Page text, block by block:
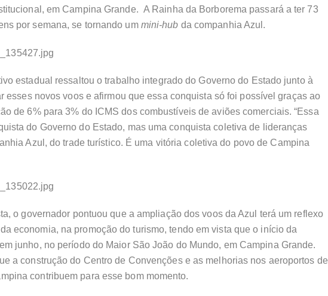
em Campina Grande. A Rainha da Borborema passará a ter 73
por semana, se tornando um mini-hub da companhia Azul.
estadual ressaltou o trabalho integrado do Governo do Estado junto à
esses novos voos e afirmou que essa conquista só foi possível graças ao
de 6% para 3% do ICMS dos combustíveis de aviões comerciais. “Essa
do Governo do Estado, mas uma conquista coletiva de lideranças
Azul, do trade turístico. É uma vitória coletiva do povo de Campina
o governador pontuou que a ampliação dos voos da Azul terá um reflexo
economia, na promoção do turismo, tendo em vista que o início da
junho, no período do Maior São João do Mundo, em Campina Grande.
a construção do Centro de Convenções e as melhorias nos aeroportos de
contribuem para esse bom momento.